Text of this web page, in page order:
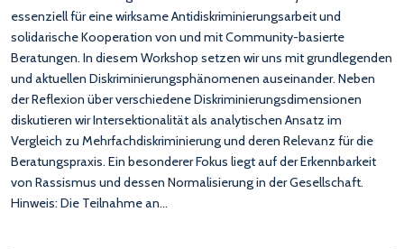
essenziell für eine wirksame Antidiskriminierungsarbeit und
solidarische Kooperation von und mit Community-basierte
Beratungen. In diesem Workshop setzen wir uns mit grundlegenden
und aktuellen Diskriminierungsphänomenen auseinander. Neben
der Reflexion über verschiedene Diskriminierungsdimensionen
diskutieren wir Intersektionalität als analytischen Ansatz im
Vergleich zu Mehrfachdiskriminierung und deren Relevanz für die
Beratungspraxis. Ein besonderer Fokus liegt auf der Erkennbarkeit
von Rassismus und dessen Normalisierung in der Gesellschaft.
Hinweis: Die Teilnahme an…